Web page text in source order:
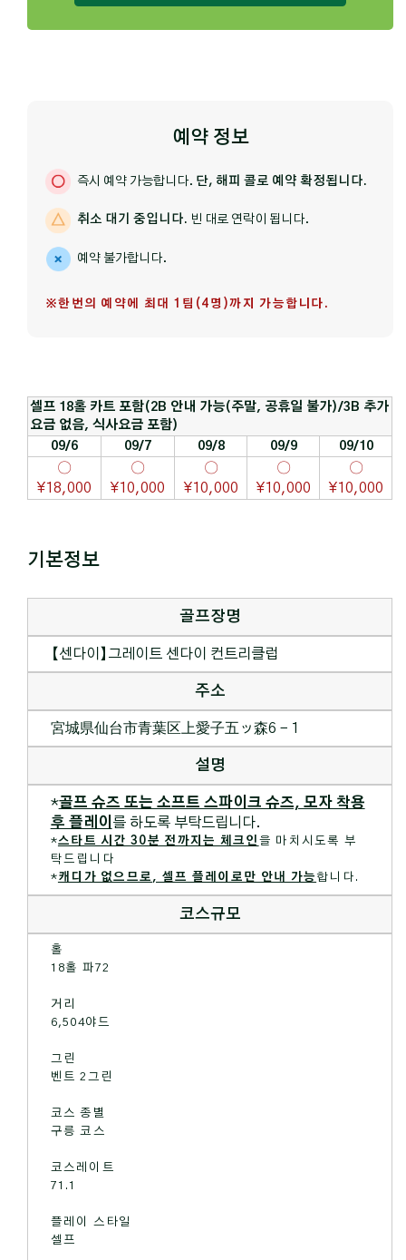
예약 정보
즉시 예약 가능합니다. 단, 해피 콜로 예약 확정됩니다.
취소 대기 중입니다. 빈 대로 연락이 됩니다.
예약 불가합니다.
※한번의 예약에 최대 1팀(4명)까지 가능합니다.
셀프 18홀 카트 포함(2B 안내 가능(주말, 공휴일 불가)/3B 추가
요금 없음, 식사요금 포함)
09/6
09/7 09/8 09/9 09/10
〇
¥18,000
〇
¥10,000
〇
¥10,000
〇
¥10,000
〇
¥10,000
기본정보
골프장명
【센다이】그레이트 센다이 컨트리클럽
주소
宮城県仙台市青葉区上愛子五ッ森6－1
설명
*골프 슈즈 또는 소프트 스파이크 슈즈, 모자 착용
후 플레이 를 하도록 부탁드립니다.
*스타트 시간 30분 전까지는 체크인 을 마치시도록 부
탁드립니다
*캐디가 없으므로, 셀프 플레이로만 안내 가능합니다.
코스규모
홀
18홀 파72
거리
6,504야드
그린
벤트 2그린
코스 종별
구릉 코스
코스레이트
71.1
플레이 스타일
셀프